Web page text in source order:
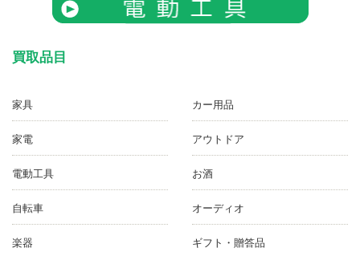
買取品目
家具
家電
電動工具
自転車
楽器
カー用品
アウトドア
お酒
オーディオ
ギフト・贈答品